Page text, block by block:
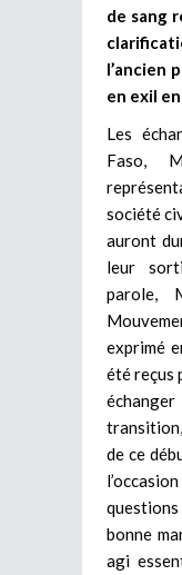
de sang
l’ancien
en exil en
Les
Faso,
société
auront
leur
parole,
exprimé
été reçus
de ce
bonne
agi